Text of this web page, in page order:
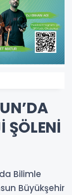
ŞÖLENİ
Bilimle
Büyükşehir